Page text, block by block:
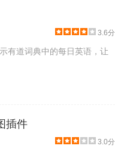
3.6分
有道词典中的每日英语，让
插件
3.0分